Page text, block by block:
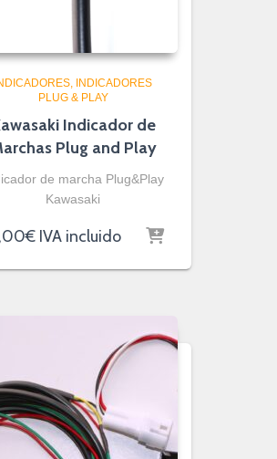
INDICADORES
PLUG & PLAY
Indicador de
Plug and Play
de marcha Plug&Play
Kawasaki
€ IVA incluido